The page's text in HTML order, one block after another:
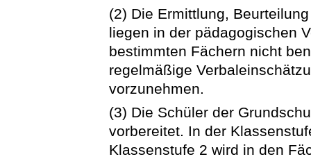
(2) Die Ermittlung,
liegen in der pädagogischen
bestimmten Fächern nicht
regelmäßige
vorzunehmen.
(3) Die Schüler der
vorbereitet. In der
Klassenstufe 2 wird in den